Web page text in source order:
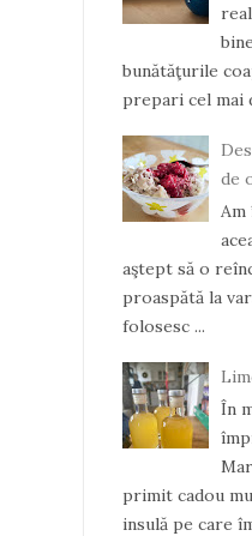
bunătăţurile
prepari cel mai
de
aştept să o
proaspătă la
folosesc ...
În
primit cadou
insulă pe care